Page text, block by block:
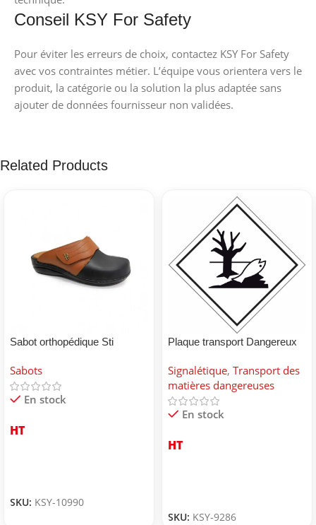
Conseil KSY For Safety
Pour éviter les erreurs de choix, contactez KSY For Safety
avec vos contraintes métier. L’équipe vous orientera vers le
produit, la catégorie ou la solution la plus adaptée sans
ajouter de données fournisseur non validées.
Related Products
Sabot orthopédique Sti
Sabots
En stock
HT
SKU: KSY-10990
Plaque transport Dangereux
Signalétique, Transport des
matières dangereuses
En stock
HT
SKU: KSY-9286